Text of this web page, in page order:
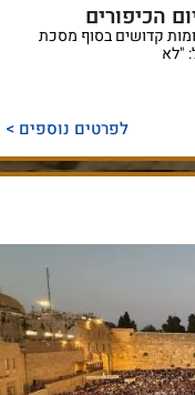
הכיפורים
קדושים בסוף מסכת
"לא
לפרטים נוספים >